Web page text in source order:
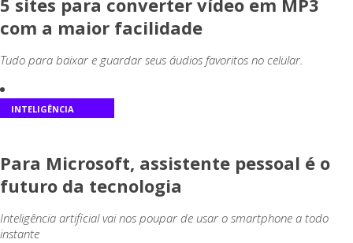
5 sites para converter vídeo em MP3
com a maior facilidade
Tudo para baixar e guardar seus áudios favoritos no celular.
INTELIGÊNCIA
Para Microsoft, assistente pessoal é o
futuro da tecnologia
Inteligência artificial vai nos poupar de usar o smartphone a todo
instante